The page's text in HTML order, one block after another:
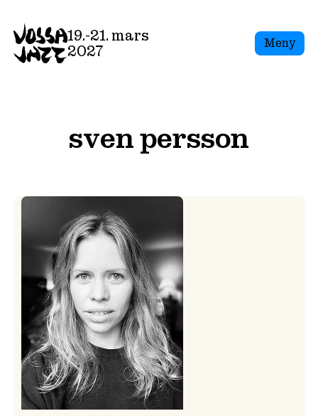
to
content
19.-21. mars
2027
Meny
sven persson